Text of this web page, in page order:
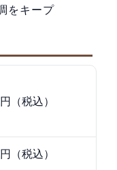
をキープ
（税込）
（税込）